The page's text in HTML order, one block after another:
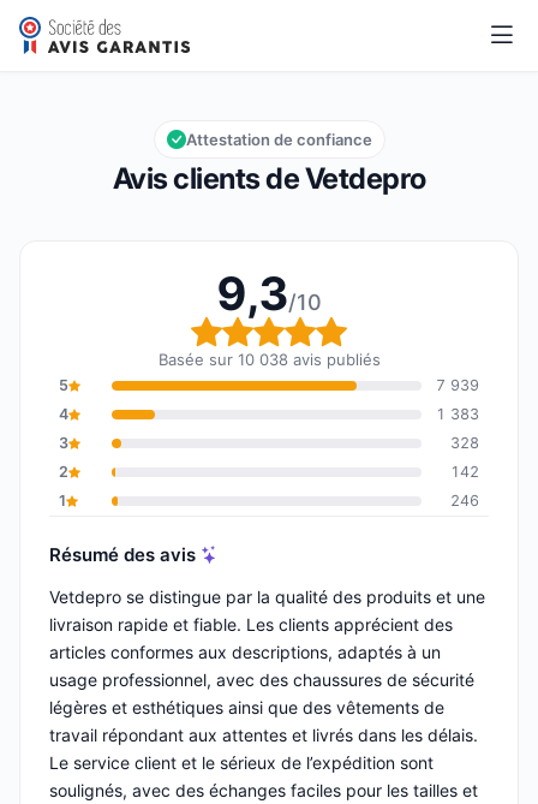
Vetdepro
Note globale : 9,3 sur 10
9,3/10
Avis clients de Vetdepro
Attestation de confiance
9,3/10
Note globale : 9,3 sur
Basée sur 10 038 avis publiés
5
7 939
4
1 383
3
328
2
142
1
246
Résumé des avis
Vetdepro se distingue par la qualité des produits et une
livraison rapide et fiable. Les clients apprécient des
articles conformes aux descriptions, adaptés à un
usage professionnel, avec des chaussures de sécurité
légères et esthétiques ainsi que des vêtements de
travail répondant aux attentes et livrés dans les délais.
Le service client et le sérieux de l’expédition sont
soulignés, avec des échanges faciles pour les tailles et